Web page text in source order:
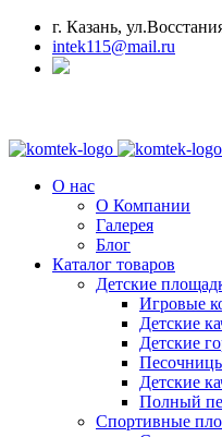
г. Казань,
intek115@mail.ru
О нас
О Компании
Галерея
Блог
Каталог товаров
Детские
Игровые
Детские
Детские
Детские
Полный
Спортивные